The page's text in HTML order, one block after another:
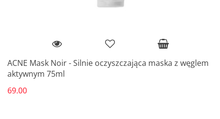
ACNE Mask Noir - Silnie oczyszczająca maska z węglem
aktywnym 75ml
69.00